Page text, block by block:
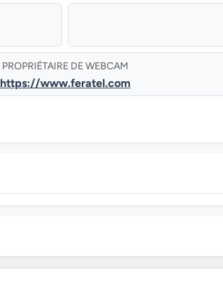
PROPRIÉTAIRE DE WEBCAM
https://www.feratel.com